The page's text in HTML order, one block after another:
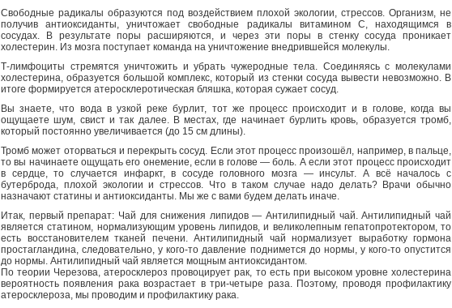
Свободные радикалы образуются под воздействием плохой экологии, стрессов. Организм, не
получив антиоксиданты, уничтожает свободные радикалы витамином С, находящимся в
сосудах. В результате поры расширяются, и через эти поры в стенку сосуда проникает
холестерин. Из мозга поступает команда на уничтожение внедрившейся молекулы.
Т-лимфоциты стремятся уничтожить и убрать чужеродные тела. Соединяясь с молекулами
холестерина, образуется большой комплекс, который из стенки сосуда вывести невозможно. В
итоге формируется атеросклеротическая бляшка, которая сужает сосуд.
Вы знаете, что вода в узкой реке бурлит, тот же процесс происходит и в голове, когда вы
ощущаете шум, свист и так далее. В местах, где начинает бурлить кровь, образуется тромб,
который постоянно увеличивается (до 15 см длины).
Тромб может оторваться и перекрыть сосуд. Если этот процесс произошёл, например, в пальце,
то вы начинаете ощущать его онемение, если в голове — боль. А если этот процесс происходит
в сердце, то случается инфаркт, в сосуде головного мозга — инсульт. А всё началось с
бутерброда, плохой экологии и стрессов. Что в таком случае надо делать? Врачи обычно
назначают статины и антиоксиданты. Мы же с вами будем делать иначе.
Итак, первый препарат: Чай для снижения липидов — Антилипидный чай. Антилипидный чай
является статином, нормализующим уровень липидов, и великолепным гепатопротектором, то
есть восстановителем тканей печени. Антилипидный чай нормализует выработку гормона
простагландина, следовательно, у кого-то давление поднимется до нормы, у кого-то опустится
до нормы. Антилипидный чай является мощным антиоксидантом.
По теории Черезова, атеросклероз провоцирует рак, то есть при высоком уровне холестерина
вероятность появления рака возрастает в три-четыре раза. Поэтому, проводя профилактику
атеросклероза, мы проводим и профилактику рака.